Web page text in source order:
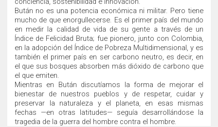
Bután no es una potencia económica ni militar. Pero tiene
mucho de que enorgullecerse. Es el primer país del mundo
en medir la calidad de vida de su gente a través de un
Índice de Felicidad Bruta; fue pionero, junto con Colombia,
en la adopción del Índice de Pobreza Multidimensional, y es
también el primer país en ser carbono neutro, es decir, en
el que sus bosques absorben más dióxido de carbono que
el que emiten.
Mientras en Bután discutíamos la forma de mejorar el
bienestar de nuestros pueblos y de respetar, cuidar y
preservar la naturaleza y el planeta, en esas mismas
fechas —en otras latitudes— seguía desarrollándose la
tragedia de la guerra del hombre contra el hombre.